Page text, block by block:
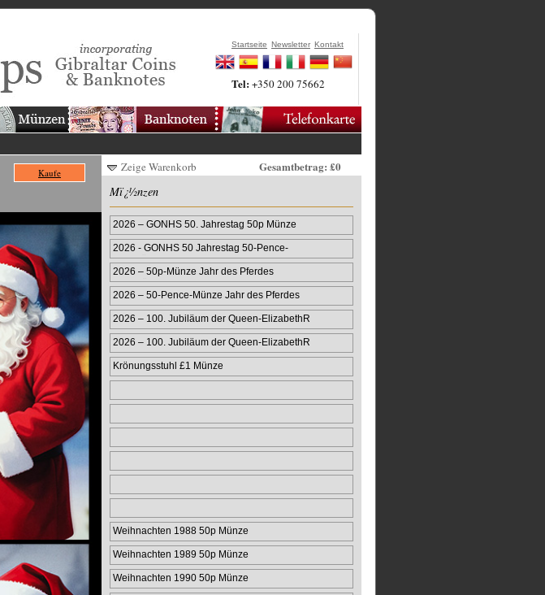
Startseite Newsletter Kontakt
Tel:+350 200 75662
Kaufe Zeige Warenkorb
Gesamtbetrag: £0
Mï¿½nzen
2026 – GONHS 50. Jahrestag 50p Münze
2026 - GONHS 50 Jahrestag 50-Pence-
Farbmünze
2026 – 50p-Münze Jahr des Pferdes
Farbprägung
2026 – 50-Pence-Münze Jahr des Pferdes
2026 – 100. Jubiläum der Queen‑ElizabethR
2026 – 100. Jubiläum der Queen‑ElizabethR
Krönungsstuhl £1 Münze
Weihnachten 1988 50p Münze
Weihnachten 1989 50p Münze
Weihnachten 1990 50p Münze